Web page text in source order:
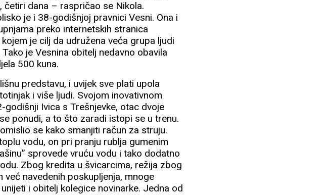
četiri dana – raspričao se Nikola.
je i 38-godišnjoj pravnici Vesni. Ona i
preko internetskih stranica
je cilj da udružena veća grupa ljudi
je Vesnina obitelj nedavno obavila
500 kuna.
predstavu, i uvijek sve plati upola
i više ljudi. Svojom inovativnom
Ivica s Trešnjevke, otac dvoje
ponudi, a to što zaradi istopi se u trenu.
se kako smanjiti račun za struju.
vodu, on pri pranju rublja gumenim
sprovede vruću vodu i tako dodatno
Zbog kredita u švicarcima, režija zbog
navedenih poskupljenja, mnoge
i obitelj kolegice novinarke. Jedna od